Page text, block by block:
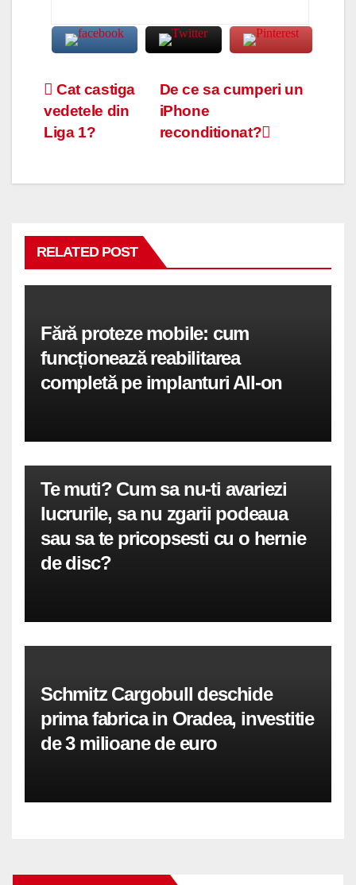
Navigare
în
De ce sa cumperi un
iPhone
reconditionat?
Cat castiga
vedetele din
Liga 1?
RELATED POST
Fără proteze mobile: cum
funcționează reabilitarea
completă pe implanturi All-on
Te muti? Cum sa nu-ti avariezi
lucrurile, sa nu zgarii podeaua
sau sa te pricopsesti cu o hernie
de disc?
Schmitz Cargobull deschide
prima fabrica in Oradea, investitie
de 3 milioane de euro